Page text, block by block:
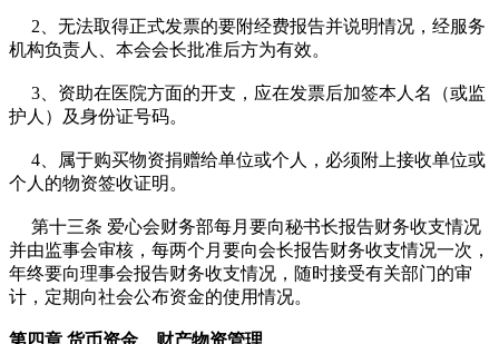
2、无法取得正式发票的要附经费报告并说明情况，经服务
机构负责人、本会会长批准后方为有效。
3、资助在医院方面的开支，应在发票后加签本人名（或监
护人）及身份证号码。
4、属于购买物资捐赠给单位或个人，必须附上接收单位或
个人的物资签收证明。
第十三条 爱心会财务部每月要向秘书长报告财务收支情况
并由监事会审核，每两个月要向会长报告财务收支情况一次，
年终要向理事会报告财务收支情况，随时接受有关部门的审
计，定期向社会公布资金的使用情况。
第四章 货币资金、财产物资管理